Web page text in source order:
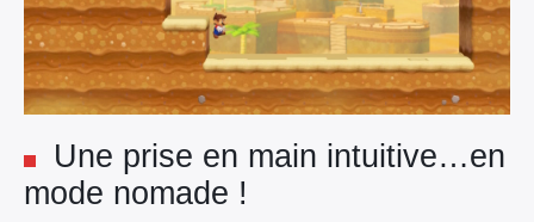
Une prise en main intuitive…en
mode nomade !